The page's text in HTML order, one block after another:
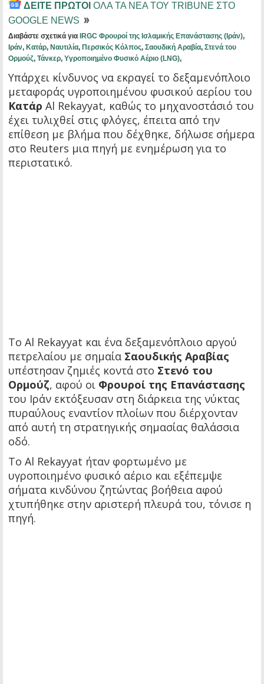
ΔΕΙΤΕ ΠΡΩΤΟΙ ΟΛΑ ΤΑ ΝΕΑ ΤΟΥ TRIBUNE ΣΤΟ
GOOGLE NEWS
Διαβάστε σχετικά για IRGC Φρουροί της Ισλαμικής Επανάστασης (Ιράν),
Ιράν, Κατάρ, Ναυτιλία, Περσικός Κόλπος, Σαουδική Αραβία, Στενά του
Ορμούζ, Τάνκερ, Υγροποιημένο Φυσικό Αέριο (LNG),
Υπάρχει κίνδυνος να εκραγεί το δεξαμενόπλοιο
μεταφοράς υγροποιημένου φυσικού αερίου του
Κατάρ Al Rekayyat, καθώς το μηχανοστάσιό του
έχει τυλιχθεί στις φλόγες, έπειτα από την
επίθεση με βλήμα που δέχθηκε, δήλωσε σήμερα
στο Reuters μια πηγή με ενημέρωση για το
περιστατικό.
Το Al Rekayyat και ένα δεξαμενόπλοιο αργού
πετρελαίου με σημαία Σαουδικής Αραβίας
υπέστησαν ζημιές κοντά στο Στενό του
Ορμούζ, αφού οι Φρουροί της Επανάστασης
του Ιράν εκτόξευσαν στη διάρκεια της νύκτας
πυραύλους εναντίον πλοίων που διέρχονταν
από αυτή τη στρατηγικής σημασίας θαλάσσια
οδό.
Το Al Rekayyat ήταν φορτωμένο με
υγροποιημένο φυσικό αέριο και εξέπεμψε
σήματα κινδύνου ζητώντας βοήθεια αφού
χτυπήθηκε στην αριστερή πλευρά του, τόνισε η
πηγή.